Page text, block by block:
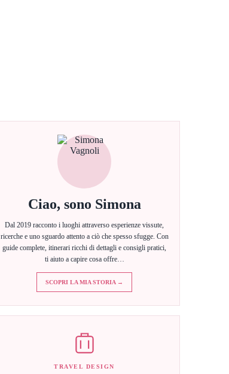
Ciao, sono Simona
Dal 2019 racconto i luoghi attraverso esperienze vissute,
ricerche e uno sguardo attento a ciò che spesso sfugge. Con
guide complete, itinerari ricchi di dettagli e consigli pratici,
ti aiuto a capire cosa offre…
SCOPRI LA MIA STORIA →
TRAVEL DESIGN